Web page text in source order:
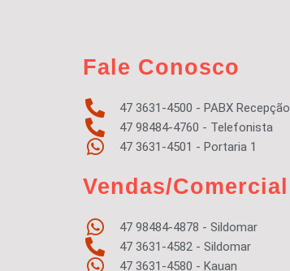
Fale Conosco
47 3631-4500 - PABX Recepção
47 98484-4760 - Telefonista
47 3631-4501 - Portaria 1
Vendas/Comercial
47 98484-4878 - Sildomar
47 3631-4582 - Sildomar
47 3631-4580 - Kauan